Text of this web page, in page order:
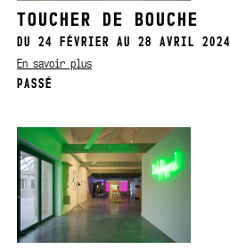
TOUCHER DE BOUCHE
DU 24 FÉVRIER AU 28 AVRIL 2024
En savoir plus
PASSÉ